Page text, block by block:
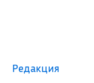
Редакция